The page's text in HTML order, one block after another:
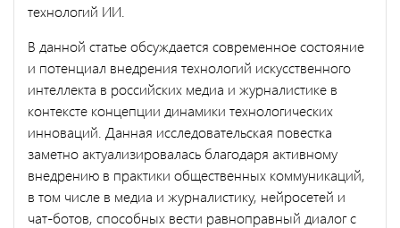
технологий ИИ.
В данной статье обсуждается современное состояние
и потенциал внедрения технологий искусственного
интеллекта в российских медиа и журналистике в
контексте концепции динамики технологических
инноваций. Данная исследовательская повестка
заметно актуализировалась благодаря активному
внедрению в практики общественных коммуникаций,
в том числе в медиа и журналистику, нейросетей и
чат-ботов, способных вести равноправный диалог с